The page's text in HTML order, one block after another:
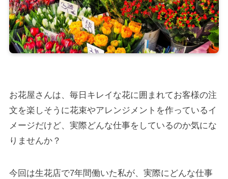
お花屋さんは、毎日キレイな花に囲まれてお客様の注
文を楽しそうに花束やアレンジメントを作っているイ
メージだけど、実際どんな仕事をしているのか気にな
りませんか？
今回は生花店で7年間働いた私が、実際にどんな仕事